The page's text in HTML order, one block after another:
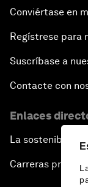
Conviértase en
Regístrese para
Suscríbase a
Contacte con
Enlaces
La sostenibilidad
Carreras